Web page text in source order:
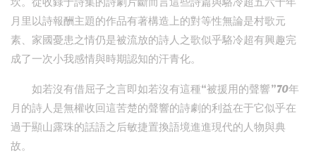
月里以詩報酬主題的作品有著構造上的對等性無論是村歌元
素、家國憂患之情仍是被流放的詩人之歌似乎駱冷超有興趣完
成了一次小我感情與時期認知的汗青化。
如若沒有借屈子之言即如若沒有這種“被援用的聲響”70年
月的詩人是無權收回這苦楚的聲響的詩劇的利益在于它似乎在
過于顯山露珠的話語之后敏捷置換語境進進現代的人物與典
故。